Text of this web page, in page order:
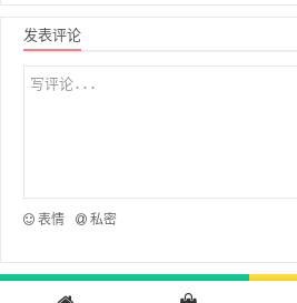
发表评论
表情 私密